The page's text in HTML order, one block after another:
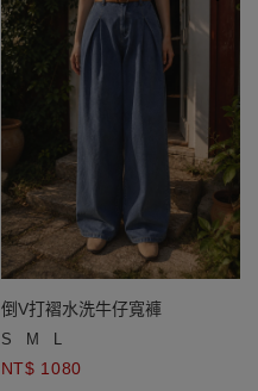
倒V打褶水洗牛仔寬褲
S M L
NT$ 1080